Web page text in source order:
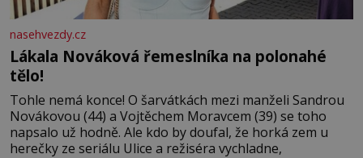
nasehvezdy.cz
Lákala Nováková řemeslníka na polonahé
tělo!
Tohle nemá konce! O šarvátkách mezi manželi Sandrou
Novákovou (44) a Vojtěchem Moravcem (39) se toho
napsalo už hodně. Ale kdo by doufal, že horká zem u
herečky ze seriálu Ulice a režiséra vychladne,